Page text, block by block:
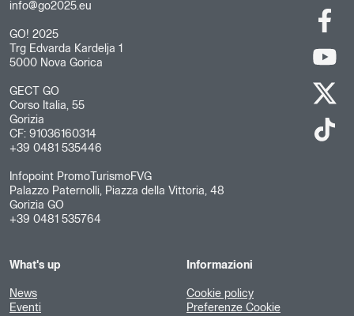
info@go2025.eu
GO! 2025
Trg Edvarda Kardelja 1
5000 Nova Gorica
GECT GO
Corso Italia, 55
Gorizia
CF: 91036160314
+39 0481 535446
Infopoint PromoTurismoFVG
Palazzo Paternolli, Piazza della Vittoria, 48
Gorizia GO
+39 0481 535764
What's up
News
Eventi
Informazioni
Cookie policy
Preferenze Cookie